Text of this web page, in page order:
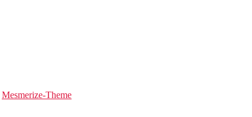
Mesmerize-Theme